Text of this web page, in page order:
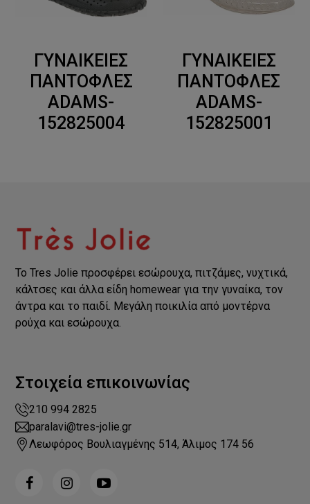
ΓΥΝΑΙΚΕΙΕΣ
ΠΑΝΤΟΦΛΕΣ
ADAMS-
152825004
ΓΥΝΑΙΚΕΙΕΣ
ΠΑΝΤΟΦΛΕΣ
ADAMS-
152825001
Το Tres Jolie προσφέρει εσώρουχα, πιτζάμες, νυχτικά,
κάλτσες και άλλα είδη homewear για την γυναίκα, τον
άντρα και το παιδί. Μεγάλη ποικιλία από μοντέρνα
ρούχα και εσώρουχα.
Στοιχεία επικοινωνίας
210 994 2825
paralavi@tres-jolie.gr
Λεωφόρος Βουλιαγμένης 514, Άλιμος 174 56